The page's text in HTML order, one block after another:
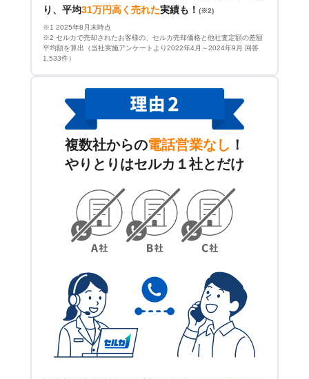
り、平均31万円高く売れた実績も！ (※2)
※1 2025年8月末時点
※2 セルカで売却されたお客様の、セルカ売却価格と他社査定額の差額
平均額を算出（当社実施アンケートより2022年4月～2024年9月 回答
1,533件）
複数社からの電話営業なし ！
やりとりはセルカ１社とだけ